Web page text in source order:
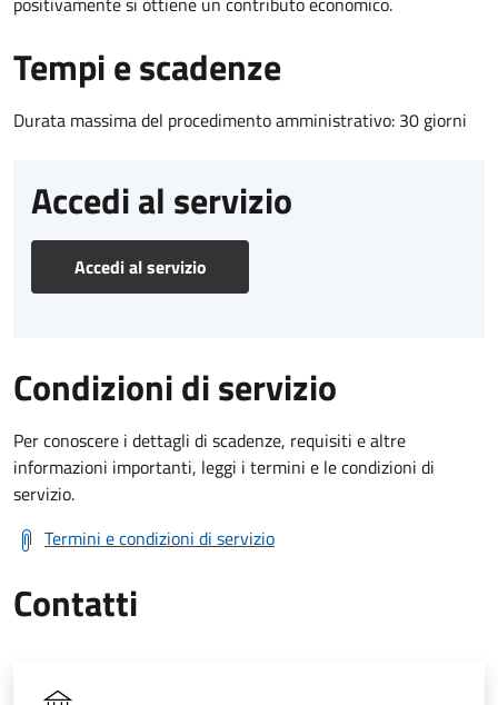
Tempi e scadenze
Durata massima del procedimento amministrativo: 30 giorni
Accedi al servizio
Accedi al servizio
Condizioni di servizio
Per conoscere i dettagli di scadenze, requisiti e altre
informazioni importanti, leggi i termini e le condizioni di
servizio.
Termini e condizioni di servizio
Contatti